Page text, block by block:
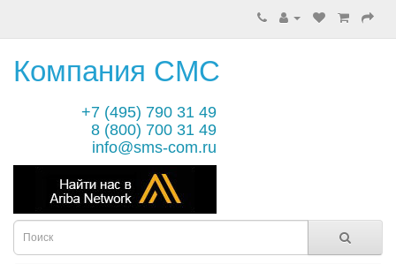
Компания СМС
+7 (495) 790 31 49
8 (800) 700 31 49
info@sms-com.ru